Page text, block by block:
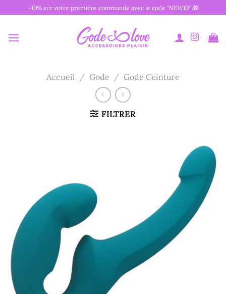
au
-10% sur votre première commande avec le code "NEW10" 🎁
Accueil / Gode / Gode Ceinture
FILTRER